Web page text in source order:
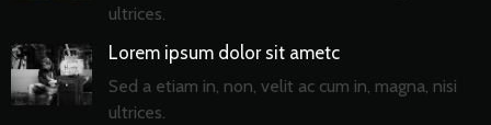
ultrices.
Lorem ipsum dolor sit ametc
Sed a etiam in, non, velit ac cum in, magna, nisi
ultrices.